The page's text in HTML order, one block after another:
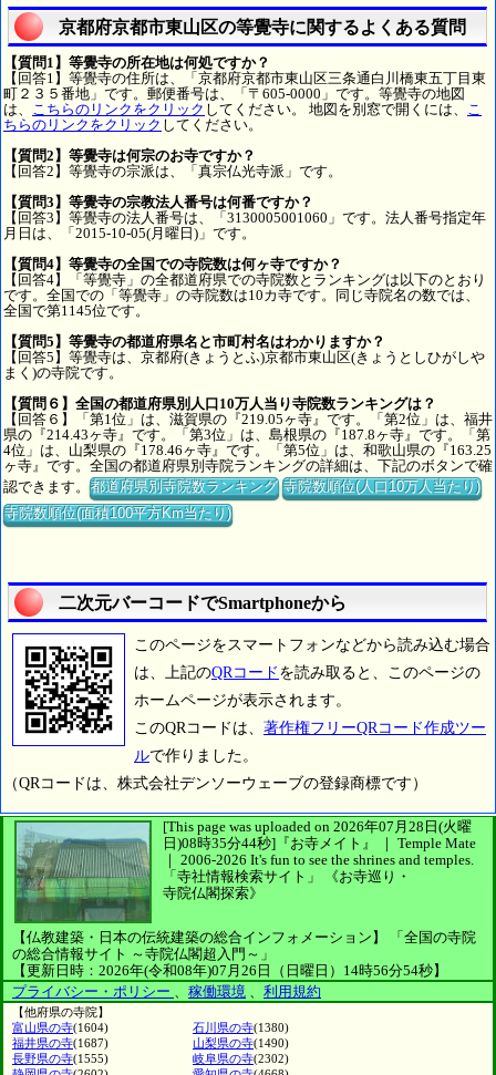
京都府京都市東山区の等覺寺に関するよくある質問
【質問1】等覺寺の所在地は何処ですか？
【回答1】等覺寺の住所は、「京都府京都市東山区三条通白川橋東五丁目東
町２３５番地」です。郵便番号は、「〒605-0000」です。等覺寺の地図
は、 こちらのリンクをクリック してください。 地図を別窓で開くには、 こ
ちらのリンクをクリック してください。
【質問2】等覺寺は何宗のお寺ですか？
【回答2】等覺寺の宗派は、「真宗仏光寺派」です。
【質問3】等覺寺の宗教法人番号は何番ですか？
【回答3】等覺寺の法人番号は、「3130005001060」です。法人番号指定年
月日は、「2015-10-05(月曜日)」です。
【質問4】等覺寺の全国での寺院数は何ヶ寺ですか？
【回答4】「等覺寺」の全都道府県での寺院数とランキングは以下のとおり
です。全国での「等覺寺」の寺院数は10カ寺です。同じ寺院名の数では、
全国で第1145位です。
【質問5】等覺寺の都道府県名と市町村名はわかりますか？
【回答5】等覺寺は、京都府(きょうとふ)京都市東山区(きょうとしひがしや
まく)の寺院です。
【質問６】全国の都道府県別人口10万人当り寺院数ランキングは？
【回答６】「第1位」は、滋賀県の『219.05ヶ寺』です。「第2位」は、福井
県の『214.43ヶ寺』です。「第3位」は、島根県の『187.8ヶ寺』です。「第
4位」は、山梨県の『178.46ヶ寺』です。「第5位」は、和歌山県の『163.25
ヶ寺』です。全国の都道府県別寺院ランキングの詳細は、下記のボタンで確
認できます。都道府県別寺院数ランキング 寺院数順位(人口10万人当たり)
寺院数順位(面積100平方Km当たり)
二次元バーコードでSmartphoneから
このページをスマートフォンなどから読み込む場合
は、上記のQRコード を読み取ると、このページの
ホームページが表示されます。
このQRコードは、 著作権フリーQRコード作成ツー
ルで作りました。
（QRコードは、株式会社デンソーウェーブの登録商標です）
[This page was uploaded on 2026年07月28日(火曜
日)08時35分44秒] 『お寺メイト』 ｜ Temple Mate
｜ 2006-2026 It's fun to see the shrines and temples.
「寺社情報検索サイト」
《お寺巡り・
寺院仏閣探索》
【仏教建築・日本の伝統建築の総合インフォメーション】
「全国の寺院
の総合情報サイト ～寺院仏閣超入門～」
【更新日時：2026年(令和08年)07月26日（日曜日）14時56分54秒】
プライバシー・ポリシー 、 稼働環境 、 利用規約
【他府県の寺院】
富山県の寺(1604) 石川県の寺(1380)
福井県の寺(1687) 山梨県の寺(1490)
長野県の寺(1555) 岐阜県の寺(2302)